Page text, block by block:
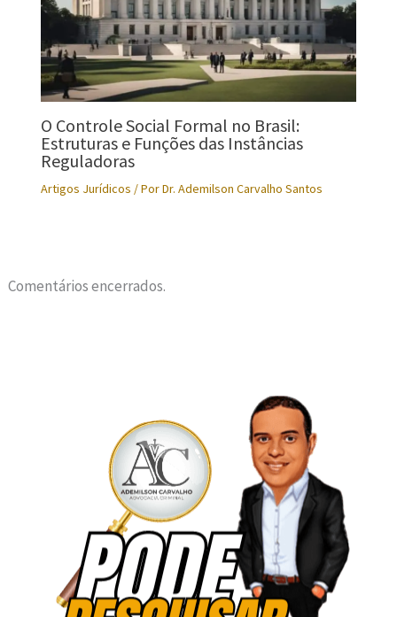
O Controle Social Formal no Brasil:
Estruturas e Funções das Instâncias
Reguladoras
Artigos Jurídicos / PorDr. Ademilson Carvalho Santos
Comentários encerrados.